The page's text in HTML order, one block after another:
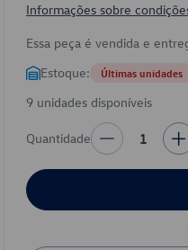
Informações sobre
Essa peça é vendida e
Estoque: Últimas unidades
9 unidades disponíveis
Quantidade 1